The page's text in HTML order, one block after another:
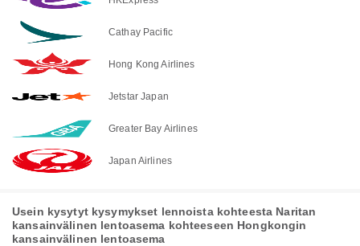
Cathay Pacific
Hong Kong Airlines
Jetstar Japan
Greater Bay Airlines
Japan Airlines
Usein kysytyt kysymykset lennoista kohteesta Naritan
kansainvälinen lentoasema kohteeseen Hongkongin
kansainvälinen lentoasema